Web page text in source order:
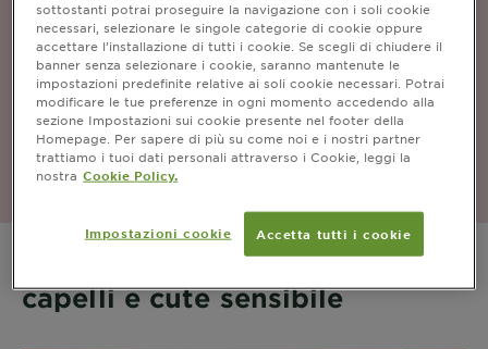
Protezione cute&capelli
Formula Ipoallergenica
La carezza quotidiana per
capelli e cute sensibile
sottostanti potrai proseguire la navigazione con i soli cookie
necessari, selezionare le singole categorie di cookie oppure
accettare l’installazione di tutti i cookie. Se scegli di chiudere il
banner senza selezionare i cookie, saranno mantenute le
impostazioni predefinite relative ai soli cookie necessari. Potrai
modificare le tue preferenze in ogni momento accedendo alla
sezione Impostazioni sui cookie presente nel footer della
Homepage. Per sapere di più su come noi e i nostri partner
trattiamo i tuoi dati personali attraverso i Cookie, leggi la
nostra Cookie Policy.
Impostazioni cookie Accetta tutti i cookie